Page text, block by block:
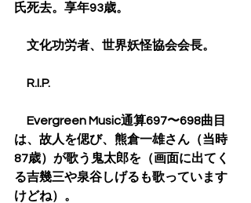
氏死去。享年93歳。
文化功労者、世界妖怪協会会長。
R.I.P.
Evergreen Music通算697〜698曲目
は、故人を偲び、熊倉一雄さん（当時
87歳）が歌う鬼太郎を（画面に出てく
る吉幾三や泉谷しげるも歌っています
けどね）。